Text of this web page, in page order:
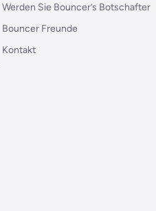
Werden Sie Bouncer’s Botschafter
Bouncer Freunde
Kontakt